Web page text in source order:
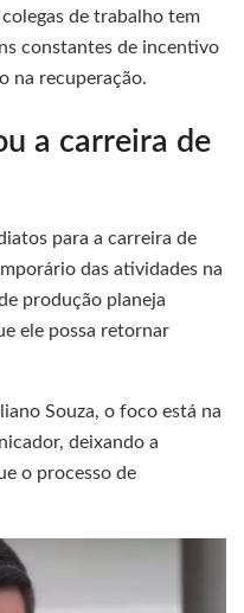
de trabalho tem
constantes de incentivo
na recuperação.
a carreira de
para a carreira de
das atividades na
produção planeja
ele possa retornar
Souza, o foco está na
deixando a
o processo de